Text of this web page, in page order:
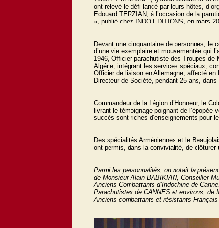
ont relevé le défi lancé par leurs hôtes,
Edouard TERZIAN, à l’occasion de la
», publié chez INDO EDITIONS, en mars
Devant une cinquantaine de personnes, le
d’une vie exemplaire et mouvementée qui
1946, Officier parachutiste des Troupes
Algérie, intégrant les services spéciaux,
Officier de liaison en Allemagne, affecté en
Directeur de Société, pendant 25 ans,
Commandeur de la Légion d’Honneur, le
livrant le témoignage poignant de l’épopée
succès sont riches d’enseignements pour
Des spécialités Arméniennes et le
ont permis, dans la convivialité, de clôturer
Parmi les personnalités, on notait la
de Monsieur Alain BABIKIAN, Conseiller
Anciens Combattants d’Indochine de
Parachutistes de CANNES et environs, de
Anciens combattants et résistants